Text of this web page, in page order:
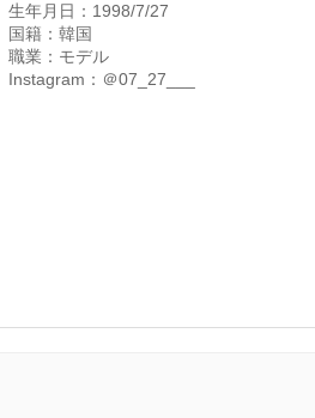
生年月日：1998/7/27
国籍：韓国
職業：モデル
Instagram：＠07_27___